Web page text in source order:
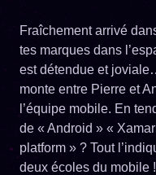
Fraîchement arrivé
tes marques dans
est détendue et
monte entre Pierre et
l’équipe mobile. En
de « Android » «
platform » ? Tout
deux écoles du mobile